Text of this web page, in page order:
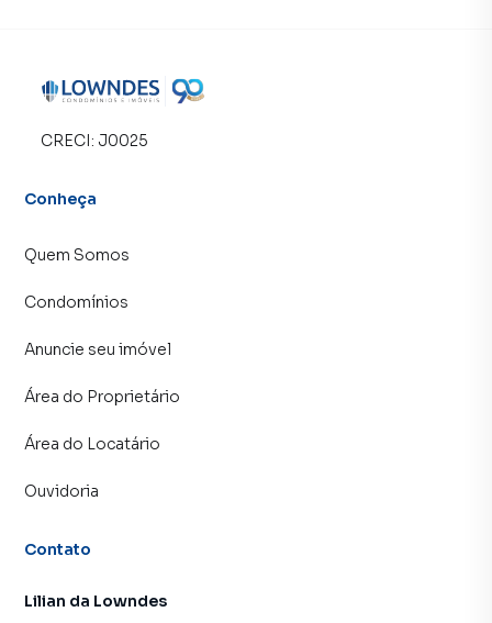
CRECI: J0025
Conheça
Quem Somos
Condomínios
Anuncie seu imóvel
Área do Proprietário
Área do Locatário
Ouvidoria
Contato
Lilian da Lowndes